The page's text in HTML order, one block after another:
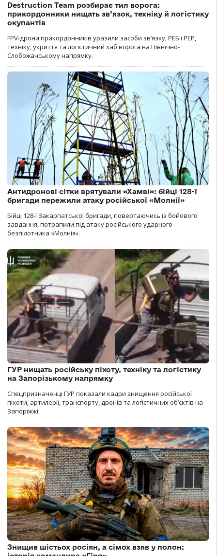
Destruction Team розбирає тил ворога:
прикордонники нищать зв’язок, техніку й логістику
окупантів
FPV-дрони прикордонників уразили засоби зв’язку, РЕБ і РЕР,
техніку, укриття та логістичний хаб ворога на Північно-
Слобожанському напрямку.
Антидронові сітки врятували «Хамві»: бійці 128-ї
бригади пережили атаку російської «Молнії»
Бійці 128-ї Закарпатської бригади, повертаючись із бойового
завдання, потрапили під атаку російського ударного
безпілотника «Молнія».
ГУР нищать російську піхоту, техніку та логістику
на Запорізькому напрямку
Спецпризначенці ГУР показали кадри знищення російської
піхоти, артилерії, транспорту, дронів та логістичних об’єктів на
Запоріжжі.
Знищив шістьох росіян, а сімох взяв у полон: